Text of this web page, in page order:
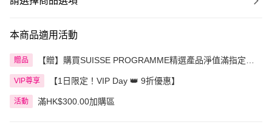
本商品適用活動
贈品
【贈】購買SUISSE PROGRAMME精選產品淨值滿指定金
VIP尊享 【1日限定！VIP Day 👑 9折優惠】
活動 滿HK$300.00加購區